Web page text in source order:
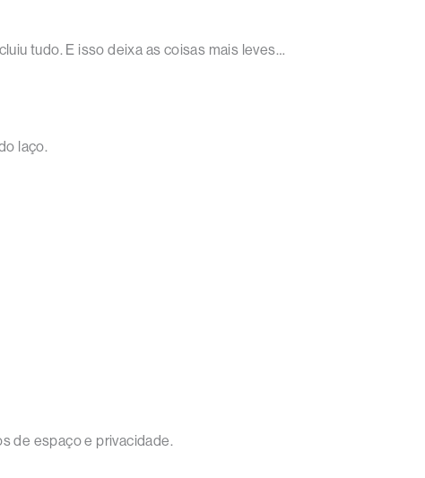
tudo. E isso deixa as coisas mais leves…
laço.
de espaço e privacidade.